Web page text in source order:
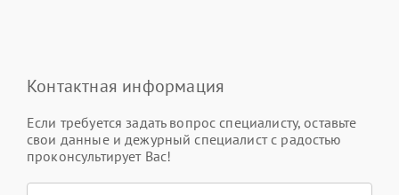
Контактная информация
Если требуется задать вопрос специалисту, оставьте
свои данные и дежурный специалист с радостью
проконсультирует Вас!